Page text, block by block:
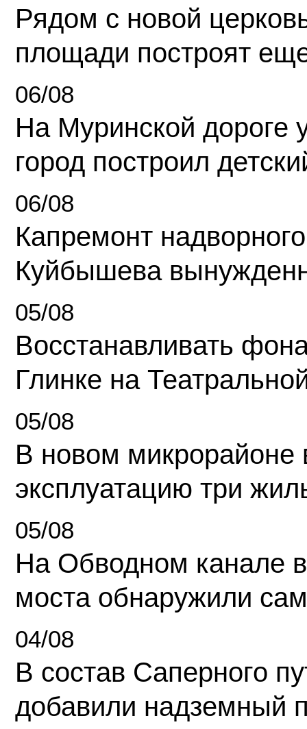
Рядом с новой
площади построят
06/08
На Муринской дороге
город построил
06/08
Капремонт
Куйбышева
05/08
Восстанавливать
Глинке на
05/08
В новом микрорайоне
эксплуатацию три
05/08
На Обводном канале
моста обнаружили
04/08
В состав Саперного
добавили надземный